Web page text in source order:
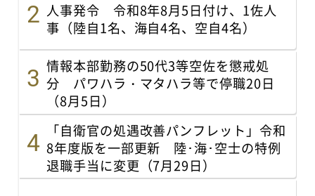
人事発令 令和8年8月5日付け、1佐人
事（陸自1名、海自4名、空自4名）
情報本部勤務の50代3等空佐を懲戒処
分 パワハラ・マタハラ等で停職20日
（8月5日）
「自衛官の処遇改善パンフレット」令和
8年度版を一部更新 陸･海･空士の特例
退職手当に変更（7月29日）